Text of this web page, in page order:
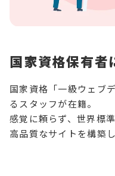
国家資格保有者
国家資格「一級ウェブ
るスタッフが在籍。
感覚に頼らず、世界標
高品質なサイトを構築し